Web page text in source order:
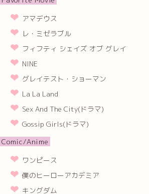
アマデウス
レ・ミゼラブル
フィフティ シェイズ オブ グレイ
NINE
グレイテスト・ショーマン
La La Land
Sex And The City(ドラマ)
Gossip Girls(ドラマ)
Comic/Anime
ワンピース
僕のヒーローアカデミア
キングダム